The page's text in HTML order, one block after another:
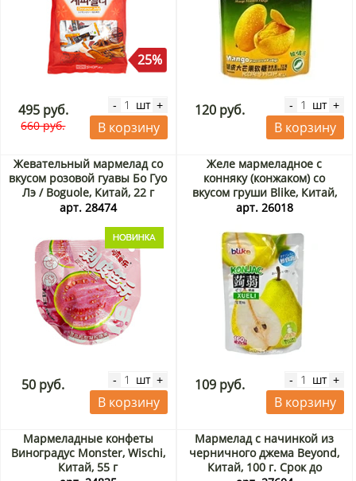
25%
495 руб.
660 руб.
- шт +
В корзину
120 руб. - шт +
В корзину
Жевательный мармелад со
вкусом розовой гуавы Бо Гуо
Лэ / Boguole, Китай, 22 г
арт. 28474
50 руб. - шт +
В корзину
Желе мармеладное с
конняку (конжаком) со
вкусом груши Blike, Китай,
160 г
арт. 26018
109 руб. - шт +
В корзину
Мармеладные конфеты
Виноградус Monster, Wischi,
Китай, 55 г
Мармелад с начинкой из
черничного джема Beyond,
Китай, 100 г. Срок до